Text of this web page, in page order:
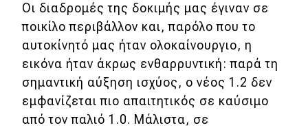
Οι διαδρομές της δοκιμής μας έγιναν σε
ποικίλο περιβάλλον και, παρόλο που το
αυτοκίνητό μας ήταν ολοκαίνουργιο, η
εικόνα ήταν άκρως ενθαρρυντική: παρά τη
σημαντική αύξηση ισχύος, ο νέος 1.2 δεν
εμφανίζεται πιο απαιτητικός σε καύσιμο
από τον παλιό 1.0. Μάλιστα, σε